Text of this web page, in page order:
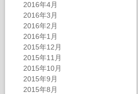
2016年4月
2016年3月
2016年2月
2016年1月
2015年12月
2015年11月
2015年10月
2015年9月
2015年8月